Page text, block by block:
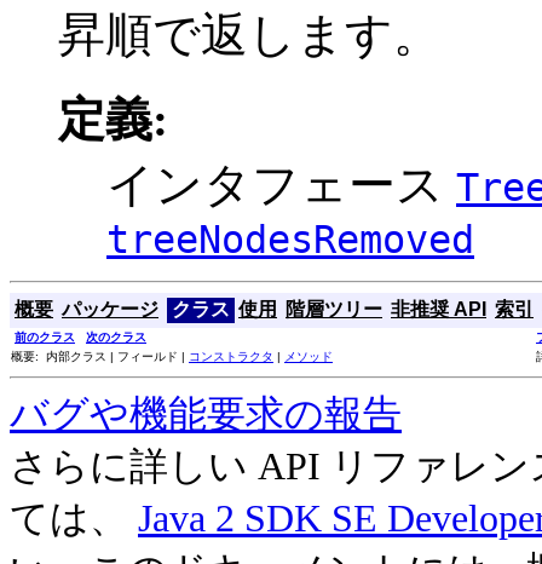
昇順で返します。
定義:
インタフェース
treeNodesRemoved
概要 パッケージ クラス 使用 階層ツリー 非推奨 API 索引
前のクラス 次のクラス
概要: 内部クラス | フィールド | コンストラクタ | メソッド
バグや機能要求の報告
さらに詳しい API リファレ
ては、 Java 2 SDK SE